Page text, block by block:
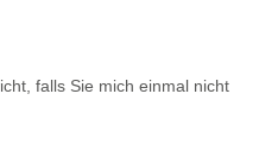
falls Sie mich einmal nicht